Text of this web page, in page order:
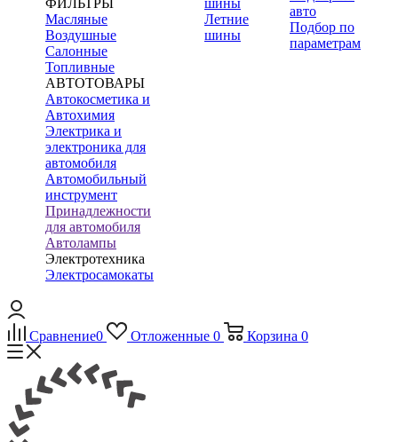
Масляные
Воздушные
Салонные
Топливные
АВТОТОВАРЫ
Автокосметика и
Автохимия
Электрика и
электроника для
автомобиля
Автомобильный
инструмент
Принадлежности
для автомобиля
Автолампы
Электротехника
Электросамокаты
Летние
шины
авто
Подбор по
параметрам
Сравнение0 Отложенные 0 Корзина 0